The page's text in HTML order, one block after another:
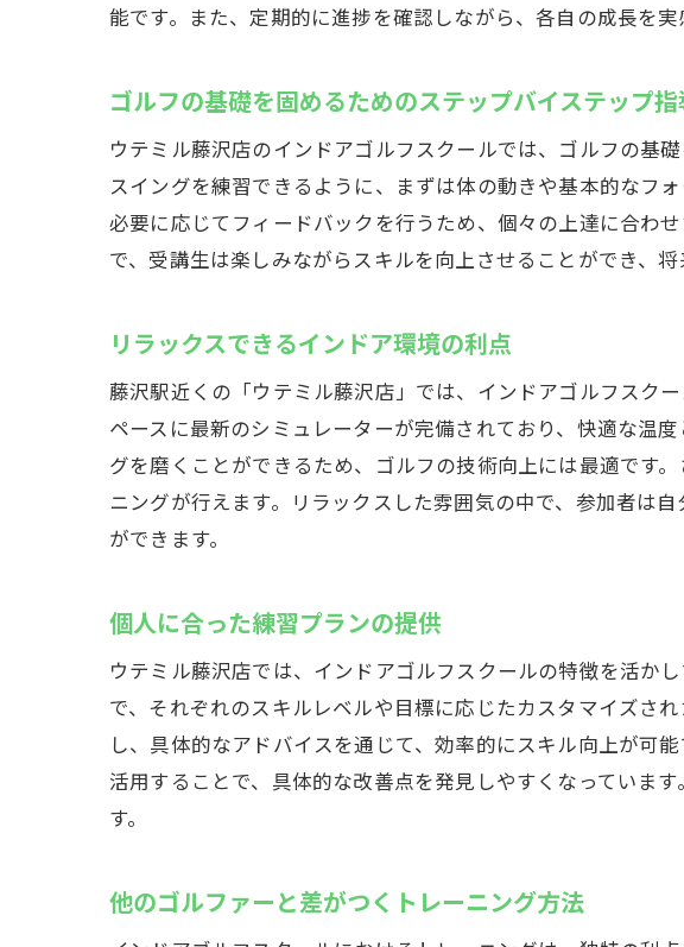
能です。また、定期的に進捗を確認しながら、各自の成長を実
ゴルフの基礎を固めるためのステップバイステップ指
ウテミル藤沢店のインドアゴルフスクールでは、ゴルフの基
スイングを練習できるように、まずは体の動きや基本的なフ
必要に応じてフィードバックを行うため、個々の上達に合わ
で、受講生は楽しみながらスキルを向上させることができ、
リラックスできるインドア環境の利点
藤沢駅近くの「ウテミル藤沢店」では、インドアゴルフスク
ペースに最新のシミュレーターが完備されており、快適な温
グを磨くことができるため、ゴルフの技術向上には最適です
ニングが行えます。リラックスした雰囲気の中で、参加者は
ができます。
個人に合った練習プランの提供
ウテミル藤沢店では、インドアゴルフスクールの特徴を活か
で、それぞれのスキルレベルや目標に応じたカスタマイズさ
し、具体的なアドバイスを通じて、効率的にスキル向上が可
活用することで、具体的な改善点を発見しやすくなっていま
す。
他のゴルファーと差がつくトレーニング方法